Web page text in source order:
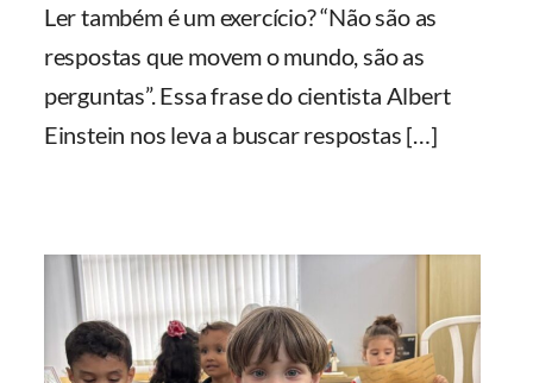
Ler também é um exercício? “Não são as
respostas que movem o mundo, são as
perguntas”. Essa frase do cientista Albert
Einstein nos leva a buscar respostas […]